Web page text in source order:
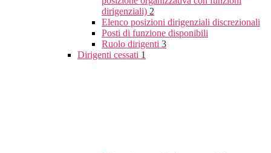
dirigenziali) 2
Elenco posizioni dirigenziali discrezionali
Posti di funzione disponibili
Ruolo dirigenti 3
Dirigenti cessati 1